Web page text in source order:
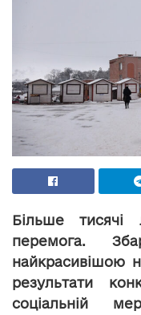
Більше тисячі
перемога.
найкрасивішою
результати
соціальній